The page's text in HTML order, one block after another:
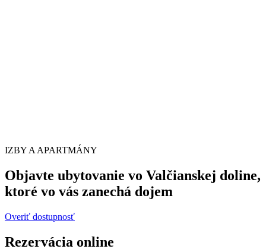
IZBY A APARTMÁNY
Objavte ubytovanie vo Valčianskej doline,
ktoré vo vás zanechá dojem
Overiť dostupnosť
Rezervácia online